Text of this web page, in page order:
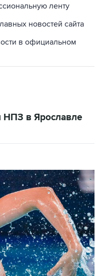
ленту
новостей сайта
в официальном
в Ярославле